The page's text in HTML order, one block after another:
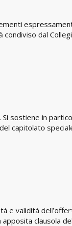
dal
sostiene in
capitolato
e validità
clausola